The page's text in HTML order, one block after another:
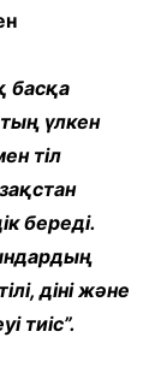
басқа
үлкен
тіл
береді.
діні және
тиіс”.